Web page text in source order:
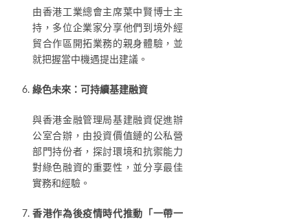
由香港工業總會主席葉中賢博士主
持，多位企業家分享他們到境外經
貿合作區開拓業務的親身體驗，並
就把握當中機遇提出建議。
綠色未來：可持續基建融資
與香港金融管理局基建融資促進辦
公室合辦，由投資價值鏈的公私營
部門持份者，探討環境和抗禦能力
對綠色融資的重要性，並分享最佳
實務和經驗。
香港作為後疫情時代推動「一帶一